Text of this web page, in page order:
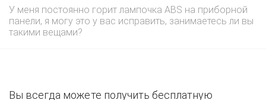
У меня постоянно горит лампочка ABS на приборной
панели, я могу это у вас исправить, занимаетесь ли вы
такими вещами?
Вы всегда можете получить бесплатную